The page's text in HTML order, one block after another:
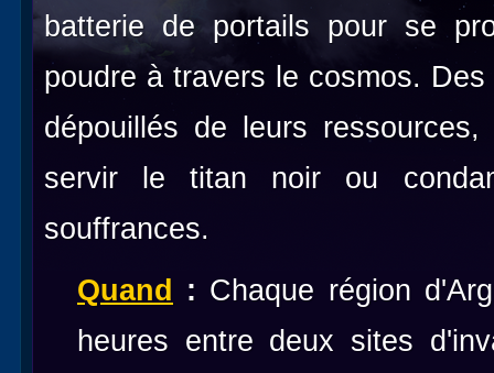
batterie de portails pour se
poudre à travers le cosmos.
dépouillés de leurs
servir le titan noir ou
souffrances.
Quand : Chaque région
heures entre deux sites